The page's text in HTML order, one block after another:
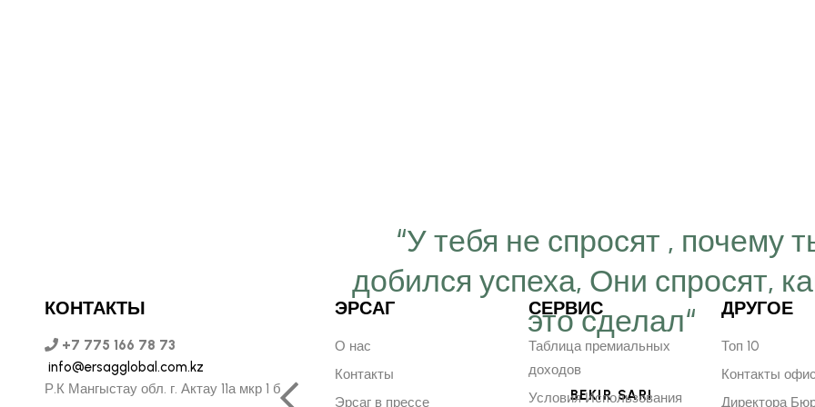
веру в
компанию Эрсаг"
“У тебя не спросят , почему
добился успеха, Они спросят,
это сделал“
BEKIR SARI
КОНТАКТЫ
+7 775 166 78 73
info@ersagglobal.com.kz
Р.К Мангыстау обл. г. Актау 11а мкр 1 б
ЭРСАГ
О нас
Контакты
Эрсаг в прессе
СЕРВИС
Таблица премиальных
доходов
Условия Использования
ДРУГОЕ
Топ 10
Контакты
Директора